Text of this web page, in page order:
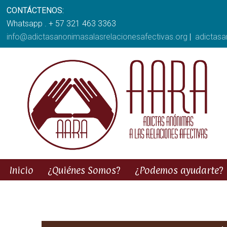
CONTÁCTENOS:
Whatsapp . + 57 321 463 3363
info@adictasanonimasalasrelacionesafectivas.org |
Inicio ¿Quiénes Somos? ¿Podemos ayudarte?